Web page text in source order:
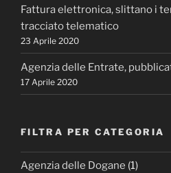
Fattura elettronica, slittano i
tracciato telematico
23 Aprile 2020
Agenzia delle Entrate,
17 Aprile 2020
FILTRA PER CATEGORIA
Agenzia delle Dogane (1)